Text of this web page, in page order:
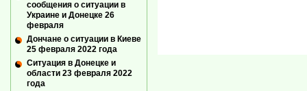
сообщения о ситуации в
Украине и Донецке 26
февраля
Дончане о ситуации в Киеве
25 февраля 2022 года
Ситуация в Донецке и
области 23 февраля 2022
года